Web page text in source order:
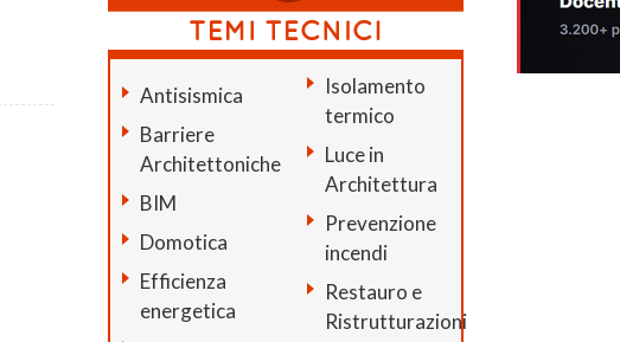
Antisismica
Barriere
Architettoniche
BIM
Domotica
Efficienza
energetica
Isolamento
termico
Luce in
Architettura
Prevenzione
incendi
Restauro e
Ristrutturazioni